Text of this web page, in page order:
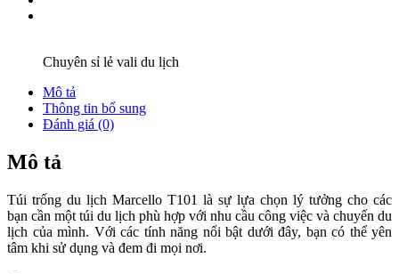
Chuyên sỉ lẻ vali du lịch
Mô tả
Thông tin bổ sung
Đánh giá (0)
Mô tả
Túi trống du lịch Marcello T101 là sự lựa chọn lý tưởng cho các
bạn cần một túi du lịch phù hợp với nhu cầu công việc và chuyến du
lịch của mình. Với các tính năng nổi bật dưới đây, bạn có thể yên
tâm khi sử dụng và đem đi mọi nơi.